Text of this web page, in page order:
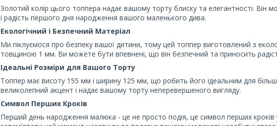
Золотий колір цього топпера надає вашому торту блиску та елегантності. Він
і радість першого дня народження вашого маленького дива.
Екологічний і Безпечний Матеріал
Ми піклуємося про безпеку вашої дитини, тому цей топпер виготовлений з
товщиною 1 мм. Ви можете бути впевнені, що він безпечний та приносить
Ідеальні Розміри для Вашого Торту
Топпер має висоту 155 мм і ширину 125 мм, що робить його ідеальним для
великолепний акцент і надає вашому торту неперевершеного вигляду.
Символ Перших Кроків
Перший день народження малюка - це не просто подія, це символ перших